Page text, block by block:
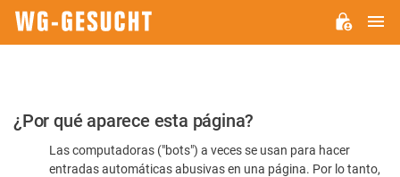
Por
favor,
confirme
¿Por qué aparece esta página?
Las computadoras ("bots") a veces se usan para hacer
entradas automáticas abusivas en una página. Por lo tanto,